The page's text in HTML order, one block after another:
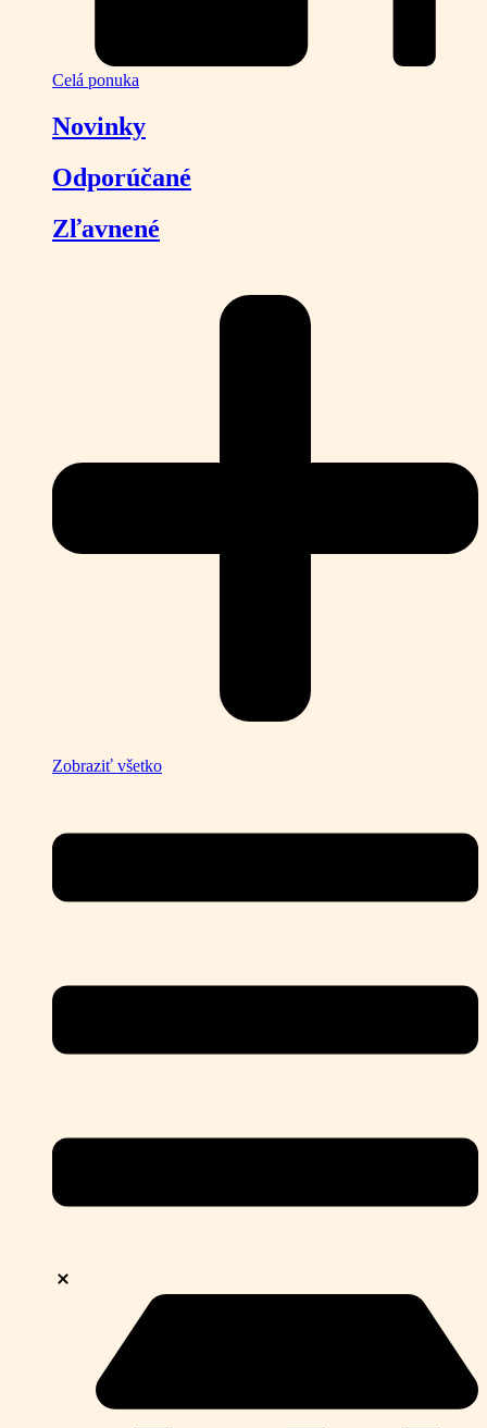
Celá ponuka
Novinky
Odporúčané
Zľavnené
Zobraziť všetko